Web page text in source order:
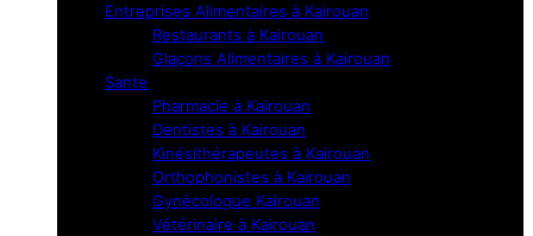
Entreprises Alimentaires à Kairouan
Restaurants à Kairouan
Glaçons Alimentaires à Kairouan
Sante
Pharmacie à Kairouan
Dentistes à Kairouan
Kinésithérapeutes à Kairouan
Orthophonistes à Kairouan
Gynécologue Kairouan
Vétérinaire à Kairouan